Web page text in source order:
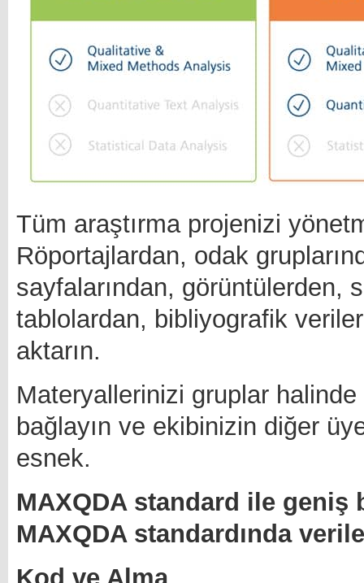
Tüm araştırma projenizi
Röportajlardan, odak
sayfalarından, görüntülerden,
tablolardan, bibliyografik
aktarın.
Materyallerinizi gruplar
bağlayın ve ekibinizin diğer
esnek.
MAXQDA standard ile
MAXQDA standardında